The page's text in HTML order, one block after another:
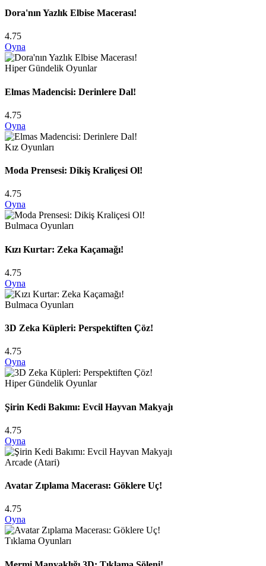
Dora'nın Yazlık Elbise Macerası!
4.75
Oyna
Hiper Gündelik Oyunlar
Elmas Madencisi: Derinlere Dal!
4.75
Oyna
Kız Oyunları
Moda Prensesi: Dikiş Kraliçesi Ol!
4.75
Oyna
Bulmaca Oyunları
Kızı Kurtar: Zeka Kaçamağı!
4.75
Oyna
Bulmaca Oyunları
3D Zeka Küpleri: Perspektiften Çöz!
4.75
Oyna
Hiper Gündelik Oyunlar
Şirin Kedi Bakımı: Evcil Hayvan Makyajı
4.75
Oyna
Arcade (Atari)
Avatar Zıplama Macerası: Göklere Uç!
4.75
Oyna
Tıklama Oyunları